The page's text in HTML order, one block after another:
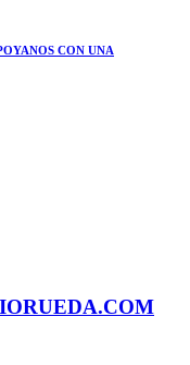
CON UNA